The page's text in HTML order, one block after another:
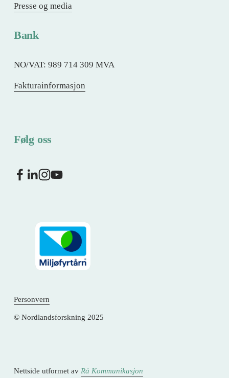
Presse og media
Bank
NO/VAT: 989 714 309 MVA
Fakturainformasjon
Følg oss
Personvern
© Nordlandsforskning 2025
Nettside utformet av Rå Kommunikasjon